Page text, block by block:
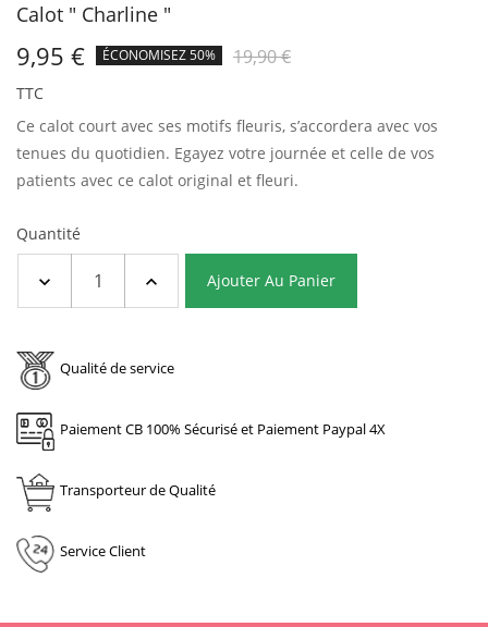
Calot " Charline "
9,95 € ÉCONOMISEZ 50% 19,90 €
TTC
Ce calot court avec ses motifs fleuris, s’accordera avec vos
tenues du quotidien. Egayez votre journée et celle de vos
patients avec ce calot original et fleuri.
Quantité
Ajouter Au Panier
Qualité de service
Paiement CB 100% Sécurisé et Paiement Paypal 4X
Transporteur de Qualité
Service Client